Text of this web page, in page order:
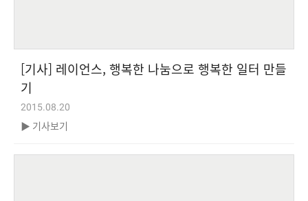
[기사] 레이언스, 행복한 나눔으로 행복한 일터 만들
기
2015.08.20
▶ 기사보기